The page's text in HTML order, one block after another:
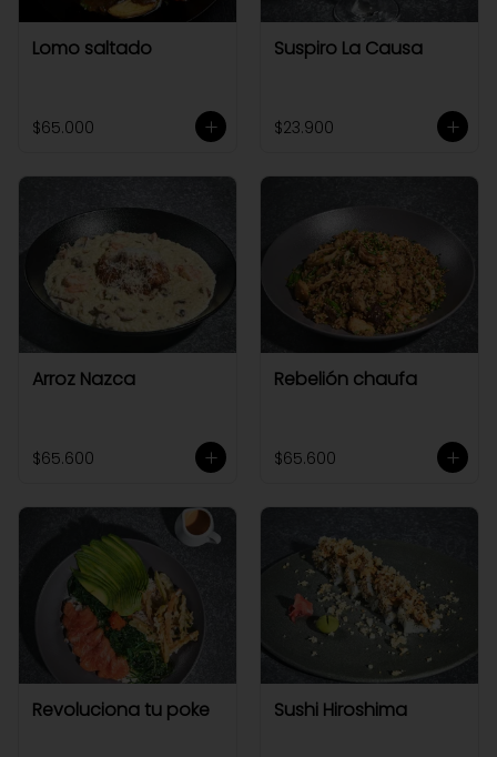
Lomo saltado
$65.000
Suspiro La Causa
$23.900
Arroz Nazca
$65.600
Rebelión chaufa
$65.600
Revoluciona tu poke Sushi Hiroshima